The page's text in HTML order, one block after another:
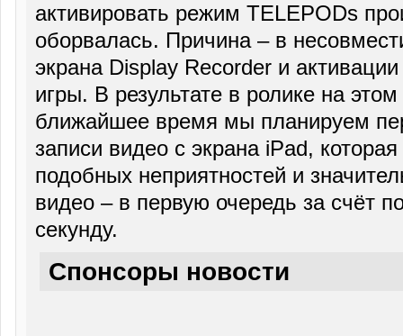
активировать режим TELEPODs
оборвалась. Причина – в
экрана Display Recorder и
игры. В результате в ролике на
ближайшее время мы планируем
записи видео с экрана iPad,
подобных неприятностей и
видео – в первую очередь за счёт
секунду.
Спонсоры новости